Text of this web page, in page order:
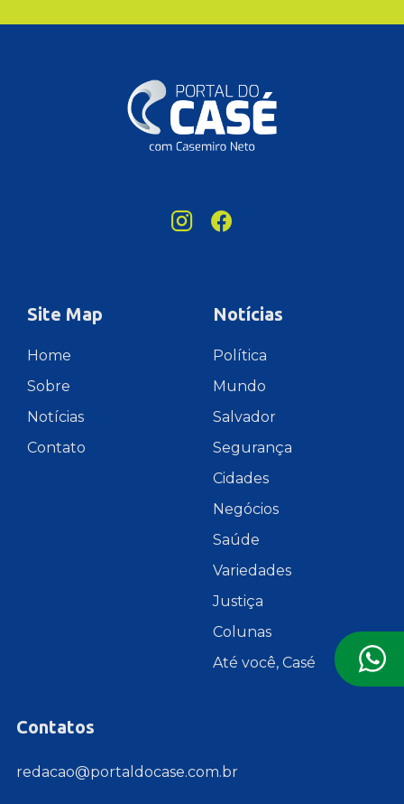
Site Map
Home
Sobre
Notícias
Contato
Notícias
Política
Mundo
Salvador
Segurança
Cidades
Negócios
Saúde
Variedades
Justiça
Colunas
Até você, Casé
Contatos
redacao@portaldocase.com.br